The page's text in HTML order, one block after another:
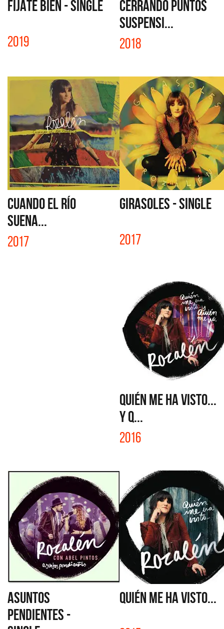
FIJATE BIEN - SINGLE
2019
CERRANDO PUNTOS
SUSPENSI...
2018
CUANDO EL RÍO
SUENA...
2017
GIRASOLES - SINGLE
2017
QUIÉN ME HA VISTO...
Y Q...
2016
ASUNTOS
PENDIENTES -
QUIÉN ME HA VISTO...